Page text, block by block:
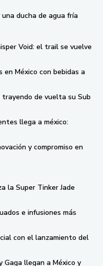
ducha de agua fría
Void: el trail se vuelve
en México con bebidas a
de vuelta su Sub
llega a méxico:
y compromiso en
la Super Tinker Jade
e infusiones más
con el lanzamiento del
Gaga llegan a México y